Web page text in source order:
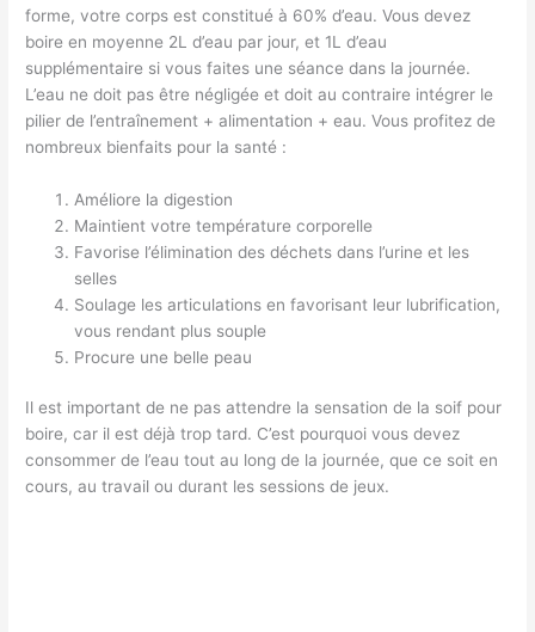
forme, votre corps est constitué à 60% d’eau. Vous devez
boire en moyenne 2L d’eau par jour, et 1L d’eau
supplémentaire si vous faites une séance dans la journée.
L’eau ne doit pas être négligée et doit au contraire intégrer le
pilier de l’entraînement + alimentation + eau. Vous profitez de
nombreux bienfaits pour la santé :
Améliore la digestion
Maintient votre température corporelle
Favorise l’élimination des déchets dans l’urine et les
selles
Soulage les articulations en favorisant leur lubrification,
vous rendant plus souple
Procure une belle peau
Il est important de ne pas attendre la sensation de la soif pour
boire, car il est déjà trop tard. C’est pourquoi vous devez
consommer de l’eau tout au long de la journée, que ce soit en
cours, au travail ou durant les sessions de jeux.